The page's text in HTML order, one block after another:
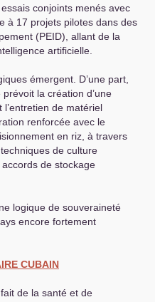
conjoints menés avec
à 17 projets pilotes dans des
(PEID), allant de la
artificielle.
émergent. D’une part,
la création d’une
de matériel
renforcée avec le
en riz, à travers
de culture
de stockage
logique de souveraineté
encore fortement
CUBAIN
de la santé et de